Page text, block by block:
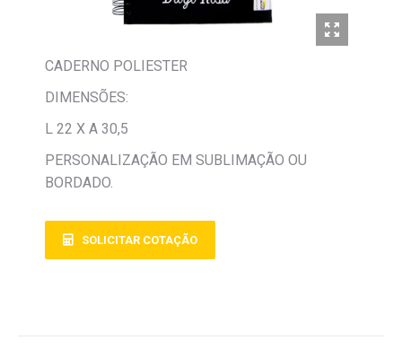
CADERNO POLIESTER
DIMENSÕES:
L 22 X A 30,5
PERSONALIZAÇÃO EM SUBLIMAÇÃO OU
BORDADO.
SOLICITAR COTAÇÃO